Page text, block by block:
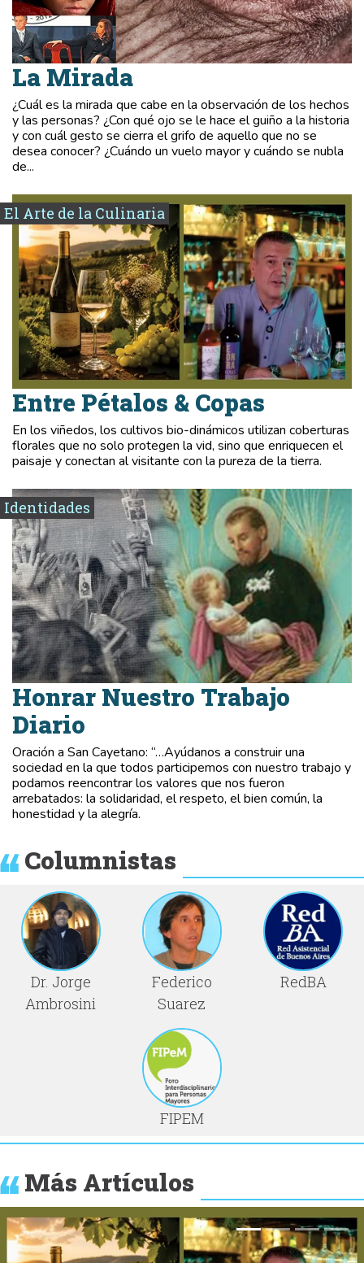
La Mirada
¿Cuál es la mirada que cabe en la observación de los hechos
y las personas? ¿Con qué ojo se le hace el guiño a la historia
y con cuál gesto se cierra el grifo de aquello que no se
desea conocer? ¿Cuándo un vuelo mayor y cuándo se nubla
de...
El Arte de la Culinaria
Entre Pétalos & Copas
En los viñedos, los cultivos bio-dinámicos utilizan coberturas
florales que no solo protegen la vid, sino que enriquecen el
paisaje y conectan al visitante con la pureza de la tierra.
Identidades
Honrar Nuestro Trabajo
Diario
Oración a San Cayetano: “…Ayúdanos a construir una
sociedad en la que todos participemos con nuestro trabajo y
podamos reencontrar los valores que nos fueron
arrebatados: la solidaridad, el respeto, el bien común, la
honestidad y la alegría.
Columnistas
Dr. Jorge
Ambrosini
Federico
Suarez
RedBA
FIPEM
Más Artículos